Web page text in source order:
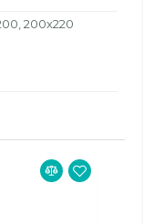
200x220